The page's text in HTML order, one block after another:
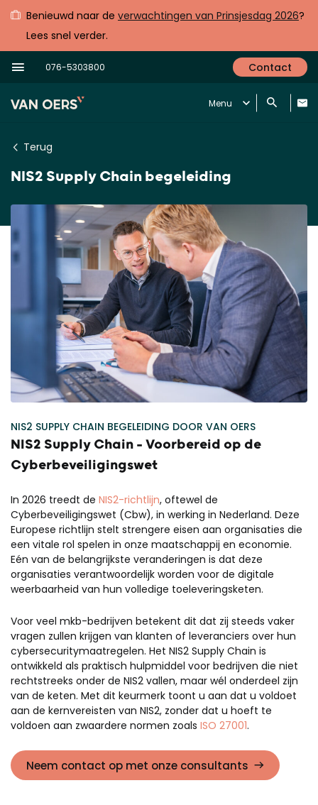
Benieuwd naar de verwachtingen van Prinsjesdag 2026?
Lees snel verder.
076-5303800 Contact
Menu
Terug
NIS2 Supply Chain begeleiding
NIS2 SUPPLY CHAIN BEGELEIDING DOOR VAN OERS
NIS2 Supply Chain – Voorbereid op de
Cyberbeveiligingswet
In 2026 treedt de NIS2-richtlijn, oftewel de
Cyberbeveiligingswet (Cbw), in werking in Nederland. Deze
Europese richtlijn stelt strengere eisen aan organisaties die
een vitale rol spelen in onze maatschappij en economie.
Eén van de belangrijkste veranderingen is dat deze
organisaties verantwoordelijk worden voor de digitale
weerbaarheid van hun volledige toeleveringsketen.
Voor veel mkb-bedrijven betekent dit dat zij steeds vaker
vragen zullen krijgen van klanten of leveranciers over hun
cybersecuritymaatregelen. Het NIS2 Supply Chain is
ontwikkeld als praktisch hulpmiddel voor bedrijven die niet
rechtstreeks onder de NIS2 vallen, maar wél onderdeel zijn
van de keten. Met dit keurmerk toont u aan dat u voldoet
aan de kernvereisten van NIS2, zonder dat u hoeft te
voldoen aan zwaardere normen zoals ISO 27001.
Neem contact op met onze consultants